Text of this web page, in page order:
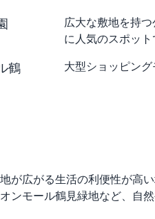
広大な敷地を持
に人気のスポット
鶴
大型ショッピン
が広がる生活の利便性が高
ンモール鶴見緑地など、自